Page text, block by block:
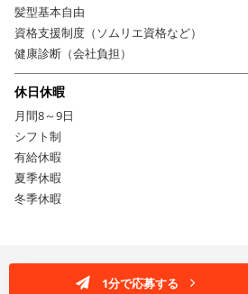
髪型基本自由
資格支援制度（ソムリエ資格など）
健康診断（会社負担）
休日休暇
月間8～9日
シフト制
有給休暇
夏季休暇
冬季休暇
1分で応募する